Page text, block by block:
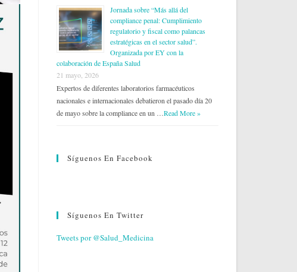
Jornada sobre “Más allá del
compliance penal: Cumplimiento
regulatorio y fiscal como palancas
estratégicas en el sector salud”.
Organizada por EY con la
colaboración de España Salud
21 mayo, 2026
Expertos de diferentes laboratorios farmacéuticos
nacionales e internacionales debatieron el pasado día 20
de mayo sobre la compliance en un …Read More »
Síguenos En Facebook
Síguenos En Twitter
Tweets por @Salud_Medicina